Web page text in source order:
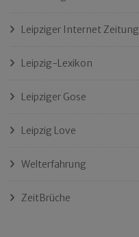
Leipziger Internet Zeitung
Leipzig-Lexikon
Leipziger Gose
Leipzig Love
Welterfahrung
ZeitBrüche